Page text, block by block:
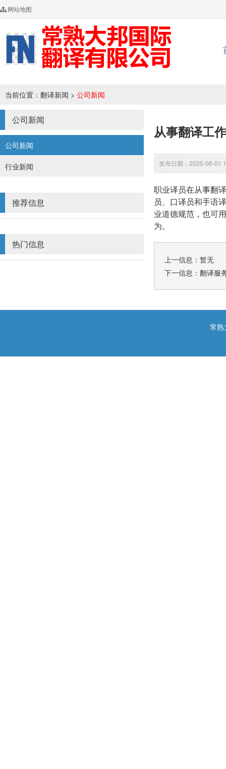
网站地图
当前位置： 翻译新闻 > 公司新闻
公司新闻
公司新闻
行业新闻
推荐信息
热门信息
从事翻译工
发布日期：2025-06-01
职业译员在从事翻
员、口译员和手语
业道德规范，也可
为。
上一信息：暂无
下一信息： 翻译服
常